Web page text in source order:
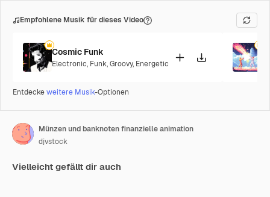
Empfohlene Musik für dieses Video
Cosmic Funk
Electronic, Funk,Groovy, Energetic
Entdeckeweitere Musik-Optionen
Münzen und banknoten finanzielle animation
djvstock
Vielleicht gefällt dir auch